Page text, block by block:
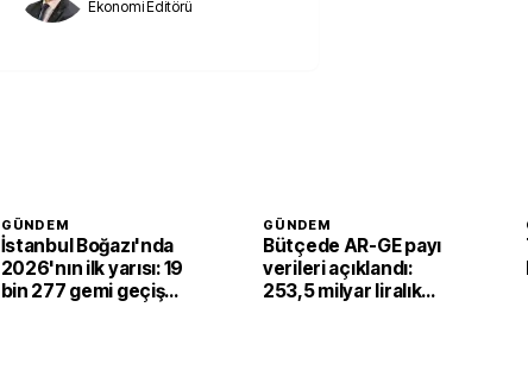
Ekonomi Editörü
GÜNDEM
İstanbul Boğazı'nda
2026'nın ilk yarısı: 19
bin 277 gemi geçiş
GÜNDEM
Bütçede AR-GE payı
verileri açıklandı:
253,5 milyar liralık